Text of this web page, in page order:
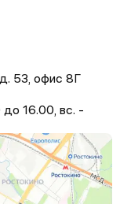
53, офис 8Г
16.00, вс. -